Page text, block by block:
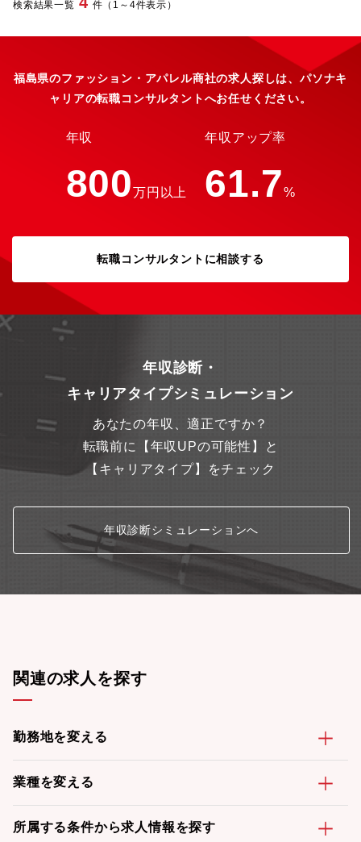
みではなく、・ルール策定・セキュリティ強化施策・教育体制構
築・監査対応・インシデント管理まで幅広く経験できます。■ 経
営に近い立場で活躍できるセキュリティは経営課題の一つです。
各部門や経営層とも連携しながら、グループ全体のリスクマネジ
メントに携わることができます。【求める人物像】・セキュリテ
に取り組める方・関係部署との調整や折衝が得意な方・技術だけ
年2回・通勤手当支給・住宅手当（10,000円～30,000円／支給条
件あり）・資格取得支援制度・eラーニング制度・社員割引購入制
ス向上表彰制度 （チーム表彰・個人表彰）
検索結果一覧 件（1～4件表示）
福島県のファッション・アパレル商社の求人探しは、パソナキ
ャリアの転職コンサルタントへお任せください。
年収
800万円以上
年収アップ率
61.7%
転職コンサルタントに相談する
年収診断・
キャリアタイプシミュレーション
あなたの年収、適正ですか？
転職前に【年収UPの可能性】と
【キャリアタイプ】をチェック
年収診断シミュレーションへ
関連の求人を探す
勤務地を変える
業種を変える
所属する条件から求人情報を探す